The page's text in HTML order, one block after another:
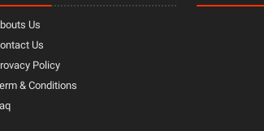
Us
Us
Policy
& Conditions